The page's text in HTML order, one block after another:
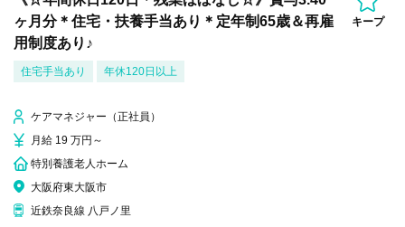
ヶ月分＊住宅・扶養手当あり＊定年制65歳＆再雇
用制度あり♪
キープ
住宅手当あり 年休120日以上
ケアマネジャー（正社員）
月給 19 万円～
特別養護老人ホーム
大阪府東大阪市
近鉄奈良線 八戸ノ里